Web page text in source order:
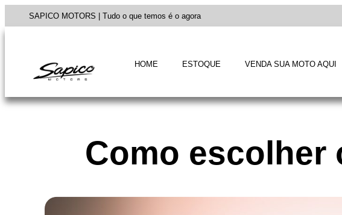
SAPICO MOTORS | Tudo o que temos é o agora
HOME ESTOQUE VENDA SUA MOTO AQUI
Como escolher